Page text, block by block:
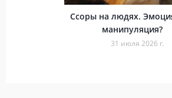
Ссоры на людях.
манипуляция?
31 июля 2026 г.